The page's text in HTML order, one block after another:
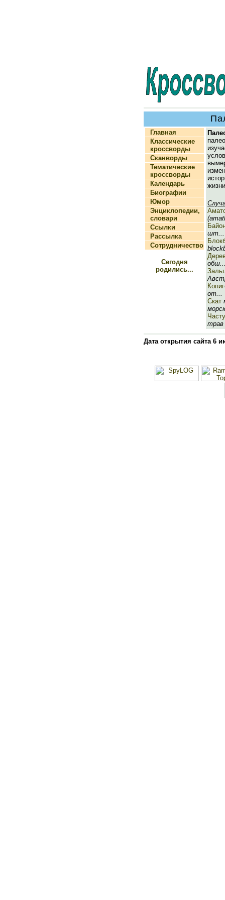
Главная
Классические
кроссворды
Сканворды
Тематические
кроссворды
Календарь
Биографии
Юмор
Энциклопедии,
словари
Ссылки
Рассылка
Сотрудничество
Сегодня
родились...
шт...
от...
Скат
трав
Дата открытия сайта 6